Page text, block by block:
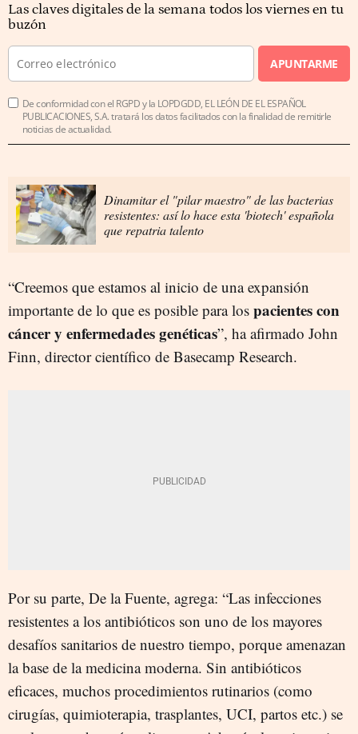
Las claves digitales de la semana todos los viernes en tu
buzón
APUNTARME
De conformidad con el RGPD y la LOPDGDD, EL LEÓN DE EL ESPAÑOL
PUBLICACIONES, S.A. tratará los datos facilitados con la finalidad de remitirle
noticias de actualidad.
Dinamitar el "pilar maestro" de las bacterias
resistentes: así lo hace esta 'biotech' española
que repatria talento
“Creemos que estamos al inicio de una expansión
importante de lo que es posible para los pacientes con
cáncer y enfermedades genéticas”, ha afirmado John
Finn, director científico de Basecamp Research.
Por su parte, De la Fuente, agrega: “Las infecciones
resistentes a los antibióticos son uno de los mayores
desafíos sanitarios de nuestro tiempo, porque amenazan
la base de la medicina moderna. Sin antibióticos
eficaces, muchos procedimientos rutinarios (como
cirugías, quimioterapia, trasplantes, UCI, partos etc.) se